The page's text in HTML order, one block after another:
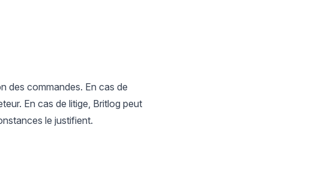
des commandes. En cas de
En cas de litige, Britlog peut
le justifient.